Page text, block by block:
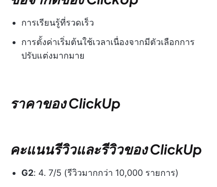
การเรียนรู้ที่รวดเร็ว
การตั้งค่าเริ่มต้นใช้เวลาเนื่องจากมีตัวเลือกการ
ปรับแต่งมากมาย
ราคาของ ClickUp
คะแนนรีวิวและรีวิวของ ClickUp
G2: 4. 7/5 (รีวิวมากกว่า 10,000 รายการ)